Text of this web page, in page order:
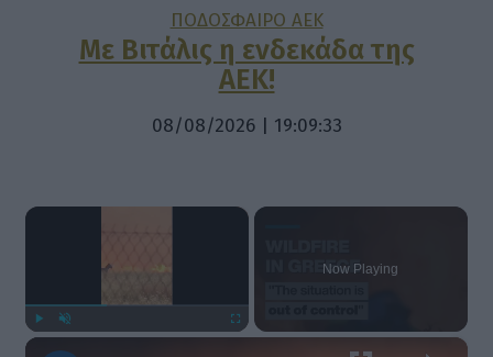
ΠΟΔΟΣΦΑΙΡΟ ΑΕΚ
Με Βιτάλις η ενδεκάδα της
ΑΕΚ!
08/08/2026 | 19:09:33
×
Now Playing
×